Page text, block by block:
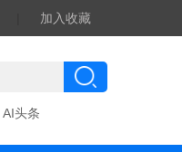
加入收藏
AI头条